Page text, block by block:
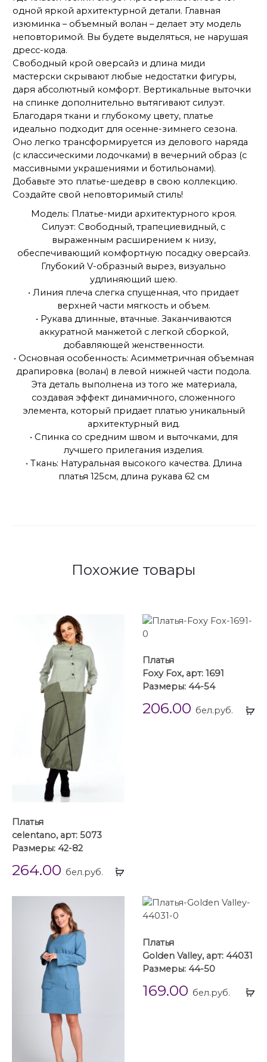
одной яркой архитектурной детали. Главная
изюминка – объемный волан – делает эту модель
неповторимой. Вы будете выделяться, не нарушая
дресс-кода.
Свободный крой оверсайз и длина миди
мастерски скрывают любые недостатки фигуры,
даря абсолютный комфорт. Вертикальные выточки
на спинке дополнительно вытягивают силуэт.
Благодаря ткани и глубокому цвету, платье
идеально подходит для осенне-зимнего сезона.
Оно легко трансформируется из делового наряда
(с классическими лодочками) в вечерний образ (с
массивными украшениями и ботильонами).
Добавьте это платье-шедевр в свою коллекцию.
Создайте свой неповторимый стиль!
Модель: Платье-миди архитектурного кроя.
Силуэт: Свободный, трапециевидный, с
выраженным расширением к низу,
обеспечивающий комфортную посадку оверсайз.
Глубокий V-образный вырез, визуально
удлиняющий шею.
• Линия плеча слегка спущенная, что придает
верхней части мягкость и объем.
• Рукава длинные, втачные. Заканчиваются
аккуратной манжетой с легкой сборкой,
добавляющей женственности.
• Основная особенность: Асимметричная объемная
драпировка (волан) в левой нижней части подола.
Эта деталь выполнена из того же материала,
создавая эффект динамичного, сложенного
элемента, который придает платью уникальный
архитектурный вид.
• Спинка со средним швом и выточками, для
лучшего прилегания изделия.
• Ткань: Натуральная высокого качества. Длина
платья 125см, длина рукава 62 см
Похожие товары
Выбрать
Платья
celentano, арт: 5073
Размеры: 42-82
264.00 бел.руб.
Платья
Foxy Fox, арт: 1691
Размеры: 44-54
206.00 бел.руб.
Платья
Golden Valley, арт: 44031
Размеры: 44-50
169.00 бел.руб.